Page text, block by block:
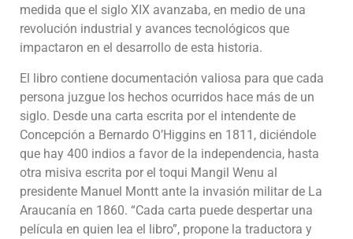
medida que el siglo XIX avanzaba, en medio de una
revolución industrial y avances tecnológicos que
impactaron en el desarrollo de esta historia.
El libro contiene documentación valiosa para que cada
persona juzgue los hechos ocurridos hace más de un
siglo. Desde una carta escrita por el intendente de
Concepción a Bernardo O’Higgins en 1811, diciéndole
que hay 400 indios a favor de la independencia, hasta
otra misiva escrita por el toqui Mangil Wenu al
presidente Manuel Montt ante la invasión militar de La
Araucanía en 1860. “Cada carta puede despertar una
película en quien lea el libro”, propone la traductora y